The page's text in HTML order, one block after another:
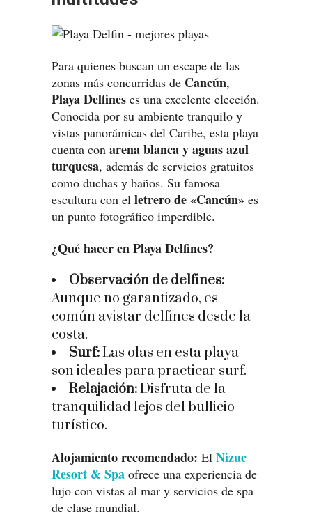
Para quienes buscan un escape de las
zonas más concurridas de Cancún,
Playa Delfines es una excelente elección.
Conocida por su ambiente tranquilo y
vistas panorámicas del Caribe, esta playa
cuenta con arena blanca y aguas azul
turquesa, además de servicios gratuitos
como duchas y baños. Su famosa
escultura con el letrero de «Cancún» es
un punto fotográfico imperdible.
¿Qué hacer en Playa Delfines?
Observación de delfines:
Aunque no garantizado, es
común avistar delfines desde la
costa.
Surf:Las olas en esta playa
son ideales para practicar surf.
Relajación:Disfruta de la
tranquilidad lejos del bullicio
turístico.
Alojamiento recomendado: El Nizuc
Resort & Spa ofrece una experiencia de
lujo con vistas al mar y servicios de spa
de clase mundial.